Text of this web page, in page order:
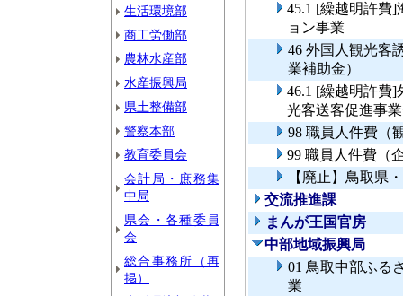
生活環境部
商工労働部
農林水産部
水産振興局
県土整備部
警察本部
教育委員会
会計局・庶務集
中局
県会・各種委員
会
総合事務所（再
掲）
45.1 [繰越明許費
ョン事業
46 外国人観光客
業補助金）
46.1 [繰越明許費
光客送客促進事
98 職員人件費（
99 職員人件費（
【廃止】鳥取県
交流推進課
まんが王国官房
中部地域振興局
01 鳥取中部ふる
業